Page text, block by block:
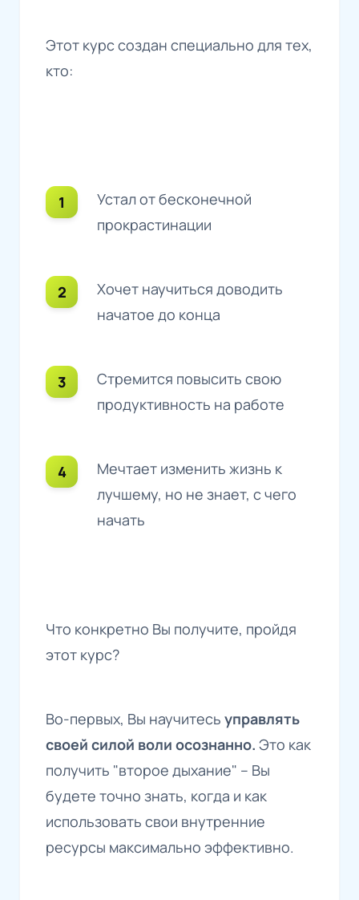
Этот курс создан специально для тех,
кто:
Устал от бесконечной
прокрастинации
Хочет научиться доводить
начатое до конца
Стремится повысить свою
продуктивность на работе
Мечтает изменить жизнь к
лучшему, но не знает, с чего
начать
Что конкретно Вы получите, пройдя
этот курс?
Во-первых, Вы научитесь управлять
своей силой воли осознанно. Это как
получить "второе дыхание" – Вы
будете точно знать, когда и как
использовать свои внутренние
ресурсы максимально эффективно.